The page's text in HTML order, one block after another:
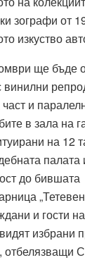
зографи от
изкуство
ще бъде
винилни
и
в зала на
на 12
палата
до бившата
и гости
избрани
отбелязващи